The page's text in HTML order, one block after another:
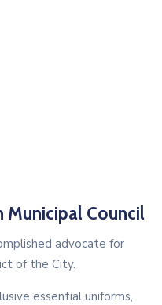
Municipal Council
advocate for
of the City.
essential uniforms,